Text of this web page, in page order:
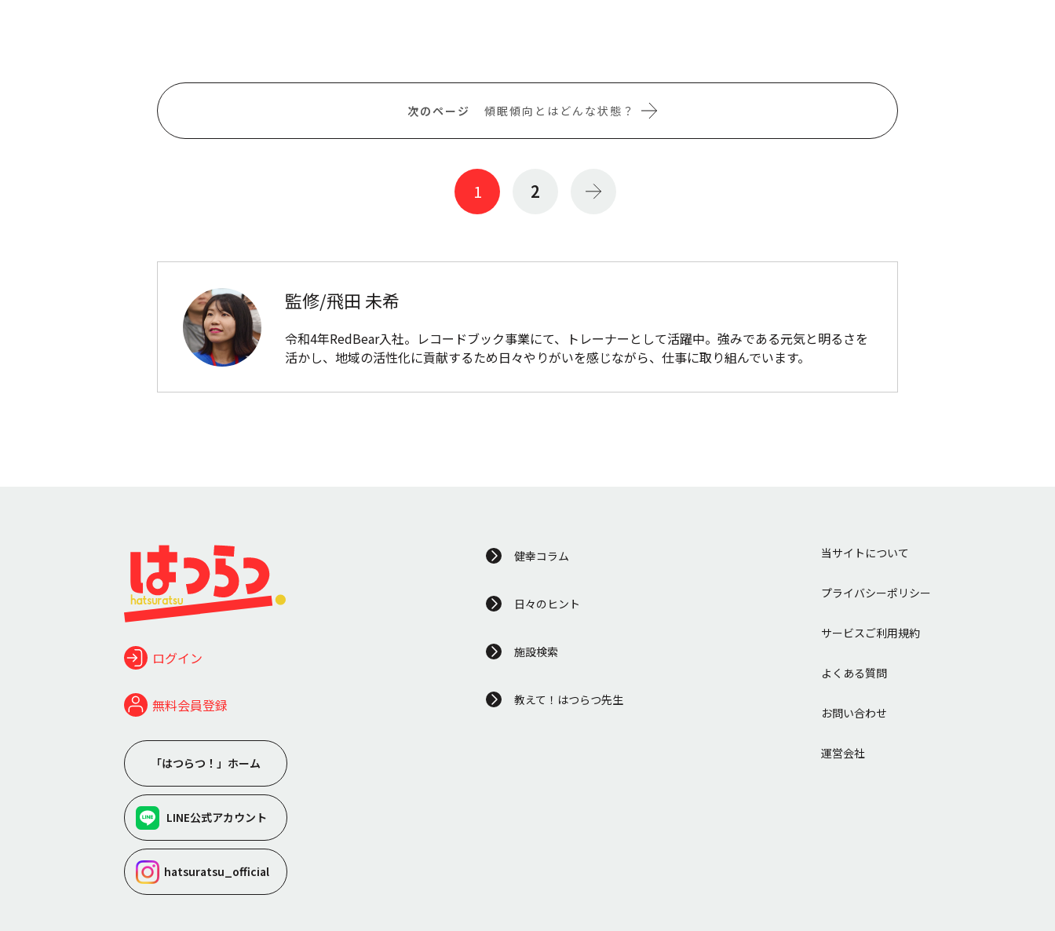
傾眠傾向とはどんな状態？
1 2
監修/飛田 未希
令和4年RedBear入社。レコードブック事業にて、トレーナーとして活躍中。強みである元気と明るさを
活かし、地域の活性化に貢献するため日々やりがいを感じながら、仕事に取り組んでいます。
ログイン
無料会員登録
「はつらつ！」ホーム
LINE公式アカウント
hatsuratsu_official
健幸コラム
日々のヒント
施設検索
教えて！はつらつ先生
当サイトについて
プライバシーポリシー
サービスご利用規約
よくある質問
お問い合わせ
運営会社